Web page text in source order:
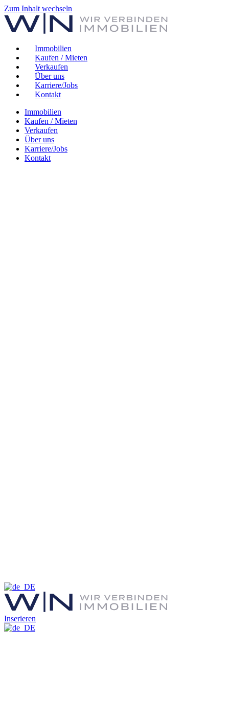
Zum Inhalt wechseln
Immobilien
Kaufen / Mieten
Verkaufen
Über uns
Karriere/Jobs
Kontakt
Immobilien
Kaufen / Mieten
Verkaufen
Über uns
Karriere/Jobs
Kontakt
Inserieren